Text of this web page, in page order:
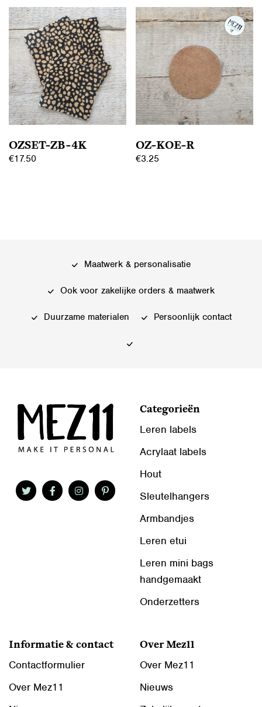
OZSET-ZB-4K
€17.50
OZ-KOE-R
€3.25
Maatwerk & personalisatie
Ook voor zakelijke orders & maatwerk
Duurzame materialen Persoonlijk contact
Categorieën
Leren labels
Acrylaat labels
Hout
Sleutelhangers
Armbandjes
Leren etui
Leren mini bags
handgemaakt
Onderzetters
Informatie & contact
Contactformulier
Over Mez11
Over Mez11
Over Mez11
Nieuws